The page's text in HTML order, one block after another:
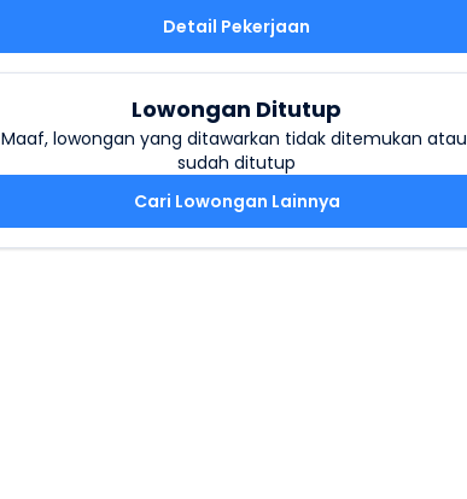
Detail Pekerjaan
Lowongan Ditutup
Maaf, lowongan yang ditawarkan tidak ditemukan atau
sudah ditutup
Cari Lowongan Lainnya